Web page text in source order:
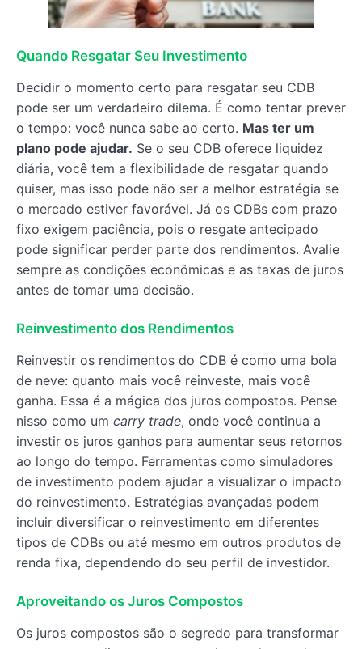
Quando Resgatar Seu Investimento
Decidir o momento certo para resgatar seu CDB
pode ser um verdadeiro dilema. É como tentar prever
o tempo: você nunca sabe ao certo. Mas ter um
plano pode ajudar. Se o seu CDB oferece liquidez
diária, você tem a flexibilidade de resgatar quando
quiser, mas isso pode não ser a melhor estratégia se
o mercado estiver favorável. Já os CDBs com prazo
fixo exigem paciência, pois o resgate antecipado
pode significar perder parte dos rendimentos. Avalie
sempre as condições econômicas e as taxas de juros
antes de tomar uma decisão.
Reinvestimento dos Rendimentos
Reinvestir os rendimentos do CDB é como uma bola
de neve: quanto mais você reinveste, mais você
ganha. Essa é a mágica dos juros compostos. Pense
nisso como um carry trade, onde você continua a
investir os juros ganhos para aumentar seus retornos
ao longo do tempo. Ferramentas como simuladores
de investimento podem ajudar a visualizar o impacto
do reinvestimento. Estratégias avançadas podem
incluir diversificar o reinvestimento em diferentes
tipos de CDBs ou até mesmo em outros produtos de
renda fixa, dependendo do seu perfil de investidor.
Aproveitando os Juros Compostos
Os juros compostos são o segredo para transformar